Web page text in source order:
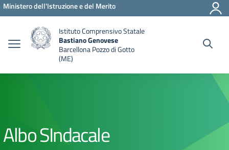
Ministero dell'Istruzione e del Merito
Istituto Comprensivo Statale
Bastiano Genovese
Barcellona Pozzo di Gotto
(ME)
Albo SIndacale